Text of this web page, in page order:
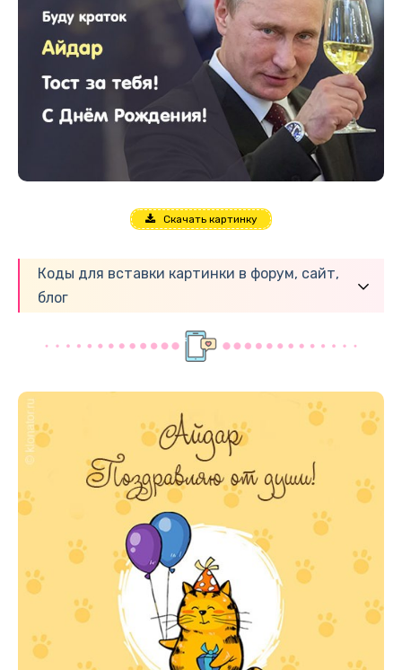
Скачать картинку
Коды для вставки картинки в форум, сайт,
блог